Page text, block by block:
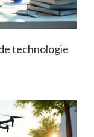
technologie